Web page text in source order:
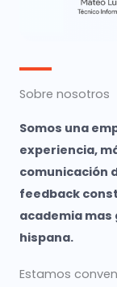
Sobre nosotros
Somos una
experiencia,
comunicación
feedback
academia mas
hispana.
Estamos